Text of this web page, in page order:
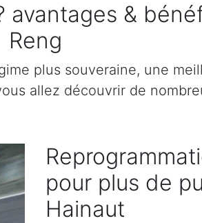
avantages &
Reng
plus souveraine, une
allez découvrir de
pour plus de
Hainaut